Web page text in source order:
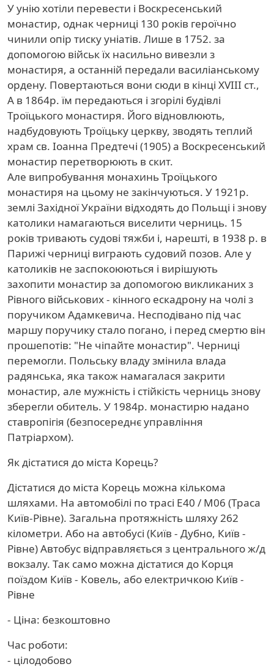
У унію хотіли перевести і Воскресенський
монастир, однак черниці 130 років героїчно
чинили опір тиску уніатів. Лише в 1752. за
допомогою військ їх насильно вивезли з
монастиря, а останній передали василіанському
ордену. Повертаються вони сюди в кінці XVIII ст.,
А в 1864р. їм передаються і згорілі будівлі
Троїцького монастиря. Його відновлюють,
надбудовують Троїцьку церкву, зводять теплий
храм св. Іоанна Предтечі (1905) а Воскресенський
монастир перетворюють в скит.
Але випробування монахинь Троїцького
монастиря на цьому не закінчуються. У 1921р.
землі Західної України відходять до Польщі і знову
католики намагаються виселити черниць. 15
років тривають судові тяжби і, нарешті, в 1938 р. в
Парижі черниці виграють судовий позов. Але у
католиків не заспокоюються і вирішують
захопити монастир за допомогою викликаних з
Рівного військових - кінного ескадрону на чолі з
поручиком Адамкевича. Несподівано під час
маршу поручику стало погано, і перед смертю він
прошепотів: "Не чіпайте монастир". Черниці
перемогли. Польську владу змінила влада
радянська, яка також намагалася закрити
монастир, але мужність і стійкість черниць знову
зберегли обитель. У 1984р. монастирю надано
ставропігія (безпосереднє управління
Патріархом).
Як дістатися до міста Корець?
Дістатися до міста Корець можна кількома
шляхами. На автомобілі по трасі Е40 / М06 (Траса
Київ-Рівне). Загальна протяжність шляху 262
кілометри. Або на автобусі (Київ - Дубно, Київ -
Рівне) Автобус відправляється з центрального ж/д
вокзалу. Так само можна дістатися до Корця
поїздом Київ - Ковель, або електричкою Київ -
Рівне
- Ціна: безкоштовно
Час роботи:
- цілодобово